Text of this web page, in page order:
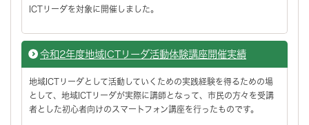
ICTリーダを対象に開催しました。
令和2年度地域ICTリーダ活動体験講座開催実績
地域ICTリーダとして活動していくための実践経験を得るための場
として、地域ICTリーダが実際に講師となって、市民の方々を受講
者とした初心者向けのスマートフォン講座を行ったものです。